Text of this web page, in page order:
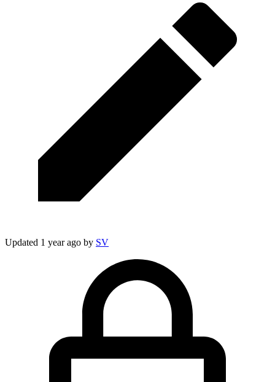
Updated 1 year ago by SV